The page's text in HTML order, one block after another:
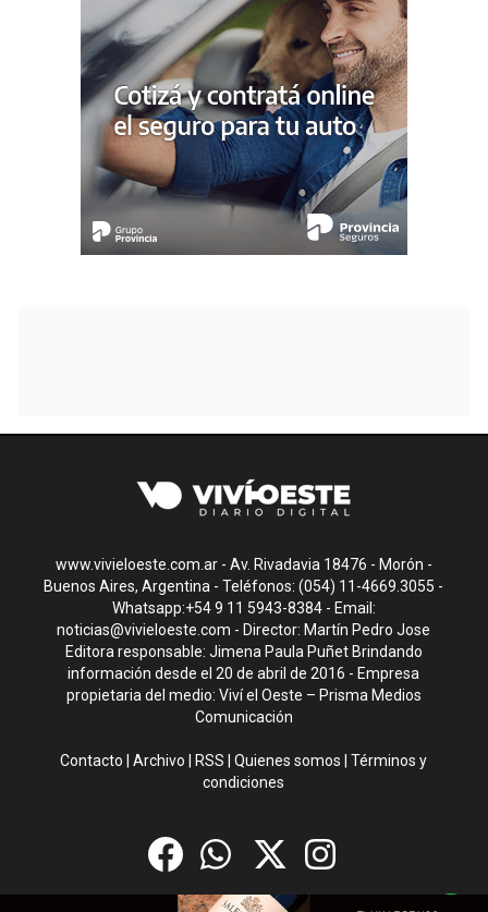
www.vivieloeste.com.ar - Av. Rivadavia 18476 - Morón -
Buenos Aires, Argentina - Teléfonos: (054) 11-4669.3055 -
Whatsapp:+54 9 11 5943-8384 - Email:
noticias@vivieloeste.com - Director: Martín Pedro Jose
Editora responsable: Jimena Paula Puñet Brindando
información desde el 20 de abril de 2016 - Empresa
propietaria del medio: Viví el Oeste – Prisma Medios
Comunicación
Contacto |Archivo RSS |Quienes somos |Términos y
condiciones